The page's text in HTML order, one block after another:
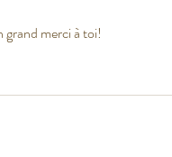
grand merci à toi!